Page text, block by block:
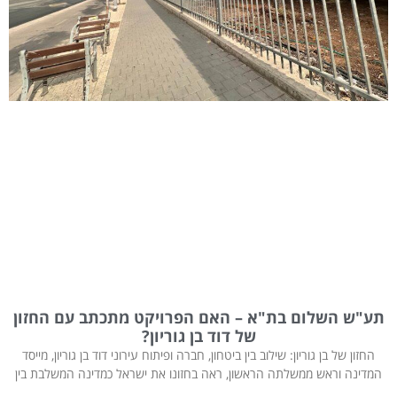
תע"ש השלום בת"א – האם הפרויקט מתכתב עם החזון
של דוד בן גוריון?
החזון של בן גוריון: שילוב בין ביטחון, חברה ופיתוח עירוני דוד בן גוריון, מייסד
המדינה וראש ממשלתה הראשון, ראה בחזונו את ישראל כמדינה המשלבת בין